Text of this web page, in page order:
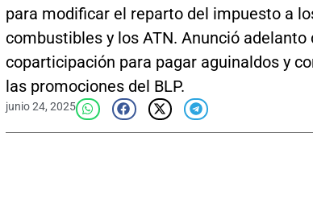
para modificar el reparto del impuesto a
combustibles y los ATN. Anunció adelanto
coparticipación para pagar aguinaldos y
las promociones del BLP.
junio 24, 2025